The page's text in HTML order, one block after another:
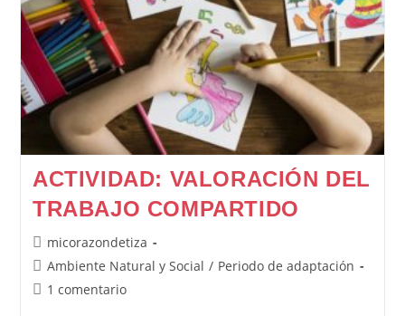
ACTIVIDAD: VALORACIÓN DEL
TRABAJO COMPARTIDO
Autor
de
la
entrada:
micorazondetiza
Categoría
de
Ambiente Natural y Social / Periodo de adaptación
Comentarios
1 comentario